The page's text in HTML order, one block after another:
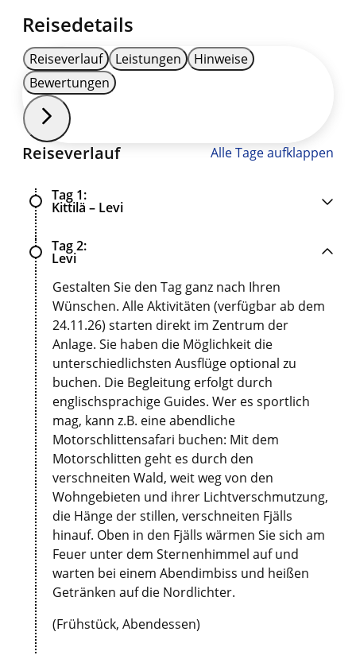
Reisedetails
Reiseverlauf Leistungen
Hinweise
Bewertungen
Reiseverlauf Alle Tage aufklappen
Tag 1
Kittilä – Levi
Tag 2
Levi
Gestalten Sie den Tag ganz nach Ihren
Wünschen. Alle Aktivitäten (verfügbar ab dem
24.11.26) starten direkt im Zentrum der
Anlage. Sie haben die Möglichkeit die
unterschiedlichsten Ausflüge optional zu
buchen. Die Begleitung erfolgt durch
englischsprachige Guides. Wer es sportlich
mag, kann z.B. eine abendliche
Motorschlittensafari buchen: Mit dem
Motorschlitten geht es durch den
verschneiten Wald, weit weg von den
Wohngebieten und ihrer Lichtverschmutzung,
die Hänge der stillen, verschneiten Fjälls
hinauf. Oben in den Fjälls wärmen Sie sich am
Feuer unter dem Sternenhimmel auf und
warten bei einem Abendimbiss und heißen
Getränken auf die Nordlichter.
(Frühstück, Abendessen)